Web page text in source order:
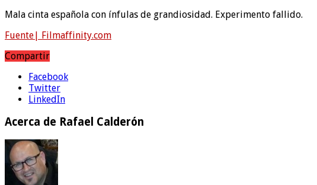
Mala cinta española con ínfulas de grandiosidad. Experimento fallido.
Fuente| Filmaffinity.com
Compartir
Facebook
Twitter
LinkedIn
Acerca de Rafael Calderón